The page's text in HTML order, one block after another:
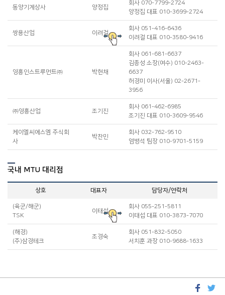
동양기계상사 양정집
회사 070-7799-2724
양정집 대표 010-3699-2724
쌍용산업 이려걸
회사 051-416-6436
이려걸 대표 010-3580-9416
영흥인스트루먼트㈜ 박현채
회사 061-681-6637
김종성 소장(여수) 010-2463-
6637
허경미 이사(서울) 02-2671-
3956
㈜영흥산업 조기진
회사 061-462-6985
조기진 대표 010-3609-9546
케이엘씨에스엠 주식회
사
박찬민
회사 032-762-9510
염병석 팀장 010-9701-5159
국내 MTU 대리점
상호 대표자 담당자/연락처
(육군/해군)
TSK
이태섭
회사 055-251-5811
이태섭 대표 010-3873-7070
(해경)
(주)삼경테크
조경숙
회사 051-832-5050
서치훈 과장 010-9688-1633